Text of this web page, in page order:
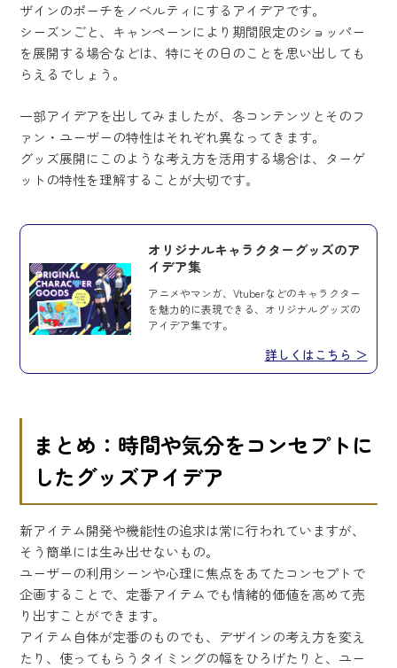
ザインのポーチをノベルティにするアイデアです。
シーズンごと、キャンペーンにより期間限定のショッパー
を展開する場合などは、特にその日のことを思い出しても
らえるでしょう。
一部アイデアを出してみましたが、各コンテンツとそのフ
ァン・ユーザーの特性はそれぞれ異なってきます。
グッズ展開にこのような考え方を活用する場合は、ターゲ
ットの特性を理解することが大切です。
オリジナルキャラクターグッズのア
イデア集
アニメやマンガ、Vtuberなどのキャラクター
を魅力的に表現できる、オリジナルグッズの
アイデア集です。
詳しくはこちら ＞
まとめ：時間や気分をコンセプトに
したグッズアイデア
新アイテム開発や機能性の追求は常に行われていますが、
そう簡単には生み出せないもの。
ユーザーの利用シーンや心理に焦点をあてたコンセプトで
企画することで、定番アイテムでも情緒的価値を高めて売
り出すことができます。
アイテム自体が定番のものでも、デザインの考え方を変え
たり、使ってもらうタイミングの幅をひろげたりと、ユー